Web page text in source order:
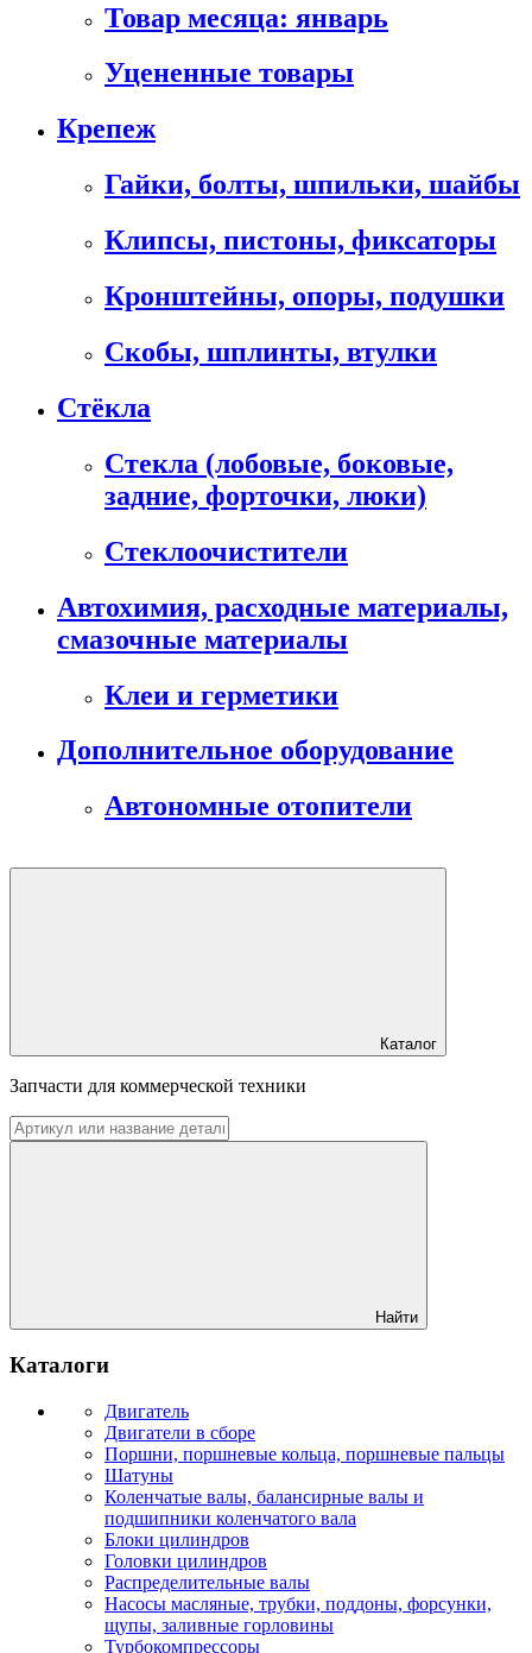
Товар месяца: январь
Уцененные товары
Крепеж
Гайки, болты, шпильки, шайбы
Клипсы, пистоны, фиксаторы
Кронштейны, опоры, подушки
Скобы, шплинты, втулки
Стёкла
Стекла (лобовые, боковые,
задние, форточки, люки)
Стеклоочистители
Автохимия, расходные материалы,
смазочные материалы
Клеи и герметики
Дополнительное оборудование
Автономные отопители
Каталог
Запчасти для коммерческой техники
Найти
Каталоги
Двигатель
Двигатели в сборе
Поршни, поршневые кольца, поршневые пальцы
Шатуны
Коленчатые валы, балансирные валы и
подшипники коленчатого вала
Блоки цилиндров
Головки цилиндров
Распределительные валы
Насосы масляные, трубки, поддоны, форсунки,
щупы, заливные горловины
Турбокомпрессоры